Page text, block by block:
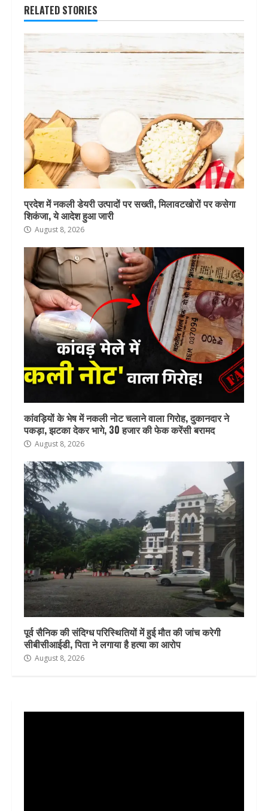
RELATED STORIES
प्रदेश में नकली डेयरी उत्पादों पर सख्ती, मिलावटखोरों पर कसेगा
शिकंजा, ये आदेश हुआ जारी
August 8, 2026
कांवड़ियों के भेष में नकली नोट चलाने वाला गिरोह, दुकानदार ने
पकड़ा, झटका देकर भागे, 30 हजार की फेक करेंसी बरामद
August 8, 2026
पूर्व सैनिक की संदिग्ध परिस्थितियों में हुई मौत की जांच करेगी
सीबीसीआईडी, पिता ने लगाया है हत्या का आरोप
August 8, 2026